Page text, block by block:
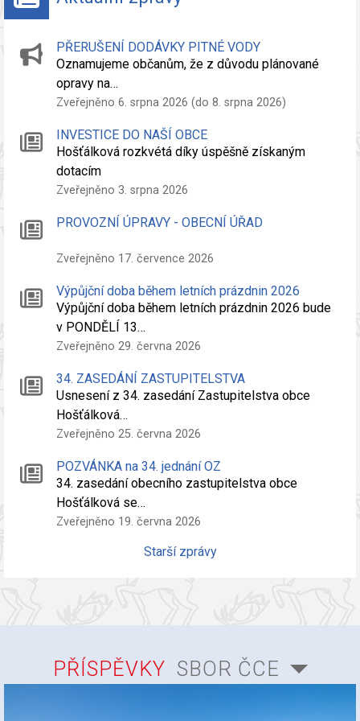
PŘERUŠENÍ DODÁVKY PITNÉ VODY
Oznamujeme občanům, že z důvodu plánované
opravy na…
Zveřejněno 6. srpna 2026 (do 8. srpna 2026)
INVESTICE DO NAŠÍ OBCE
Hošťálková rozkvétá díky úspěšně získaným
dotacím
Zveřejněno 3. srpna 2026
PROVOZNÍ ÚPRAVY - OBECNÍ ÚŘAD
Zveřejněno 17. července 2026
Výpůjční doba během letních prázdnin 2026
Výpůjční doba během letních prázdnin 2026 bude
v PONDĚLÍ 13…
Zveřejněno 29. června 2026
34. ZASEDÁNÍ ZASTUPITELSTVA
Usnesení z 34. zasedání Zastupitelstva obce
Hošťálková…
Zveřejněno 25. června 2026
POZVÁNKA na 34. jednání OZ
34. zasedání obecního zastupitelstva obce
Hošťálková se…
Zveřejněno 19. června 2026
Starší zprávy
PŘÍSPĚVKY SBOR ČCE